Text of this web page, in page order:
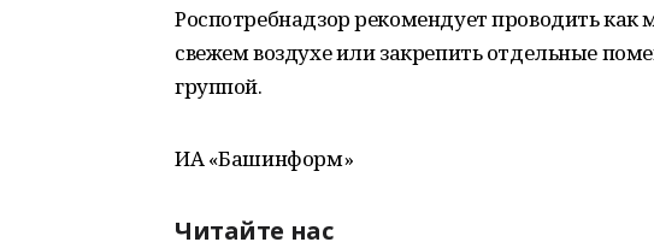
Роспотребнадзор рекомендует проводить
свежем воздухе или закрепить отдельные
группой.
ИА «Башинформ»
Читайте нас